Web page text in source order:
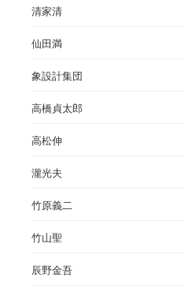
清家清
仙田満
象設計集団
高橋貞太郎
高松伸
瀧光夫
竹原義二
竹山聖
辰野金吾